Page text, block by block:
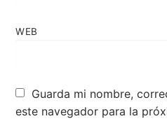
WEB
Guarda mi nombre,
este navegador para la